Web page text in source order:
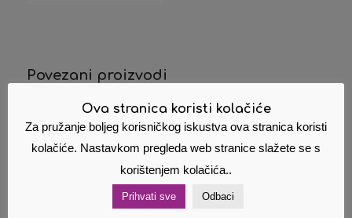
Povezani proizvodi
Ova stranica koristi kolačiće
Za pružanje boljeg korisničkog iskustva ova stranica koristi
kolačiće. Nastavkom pregleda web stranice slažete se s
korištenjem kolačića..
Prihvati sve Odbaci